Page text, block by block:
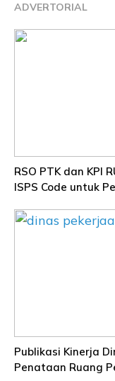
ADVERTORIAL
RSO PTK dan KPI
ISPS Code untuk
Publikasi Kinerja
Penataan Ruang